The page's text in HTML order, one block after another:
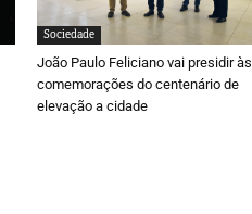
Sociedade
João Paulo Feliciano vai presidir às
comemorações do centenário de
elevação a cidade